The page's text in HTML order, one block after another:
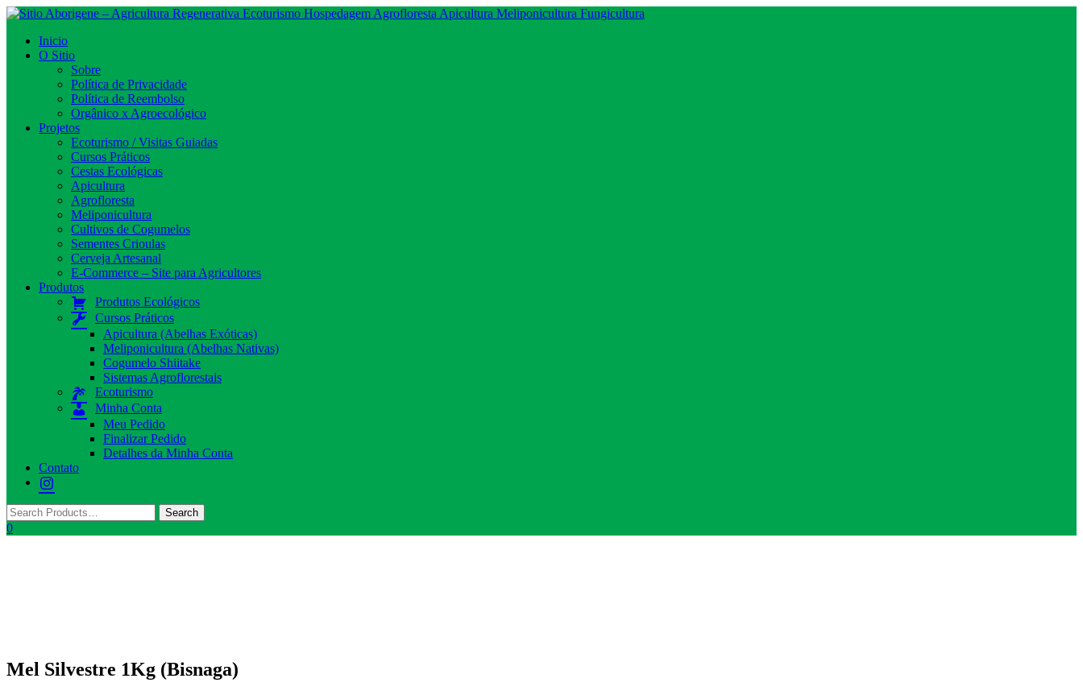
Inicio
O Sitio
Sobre
Política de Privacidade
Política de Reembolso
Orgânico x Agroecológico
Projetos
Ecoturismo / Visitas Guiadas
Cursos Práticos
Cestas Ecológicas
Apicultura
Agrofloresta
Meliponicultura
Cultivos de Cogumelos
Sementes Crioulas
Cerveja Artesanal
E-Commerce – Site para Agricultores​
Produtos
Produtos Ecológicos
Cursos Práticos
Apicultura (Abelhas Exóticas)
Meliponicultura (Abelhas Nativas)
Cogumelo Shiitake
Sistemas Agroflorestais
Ecoturismo
Minha Conta
Meu Pedido
Finalizar Pedido
Detalhes da Minha Conta
Contato
0
Mel Silvestre 1Kg (Bisnaga)